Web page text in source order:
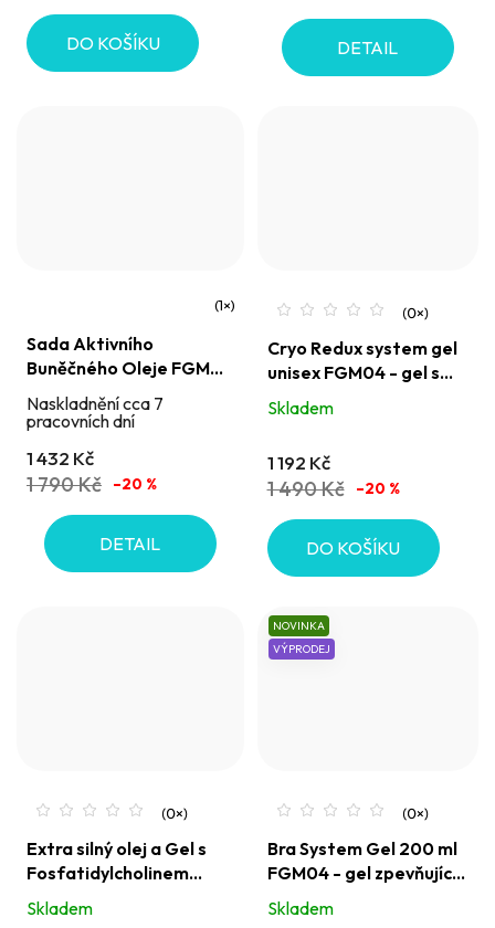
hvězdiček.
DO KOŠÍKU DETAIL
hodnocení
produktu
je
5,0
z
5
hvězdiček.
Sada Aktivního
Buněčného Oleje FGM04
- olej s masažní baňkou
proti celulitidě
Naskladnění cca 7
pracovních dní
1 432 Kč
1 790 Kč –20 %
DETAIL
Cryo Redux system gel
unisex FGM04 - gel s
cryo efektem působící
na lokalizovaný tuk
Skladem
1 192 Kč
1 490 Kč –20 %
DO KOŠÍKU
Extra silný olej a Gel s
Fosfatidylcholinem
FGM04 - napomáhá
odbourávat tukové
Skladem
NOVINKA
VÝPRODEJ
Bra System Gel 200 ml
FGM04 - gel zpevňující
poprsí a dekolt
Skladem